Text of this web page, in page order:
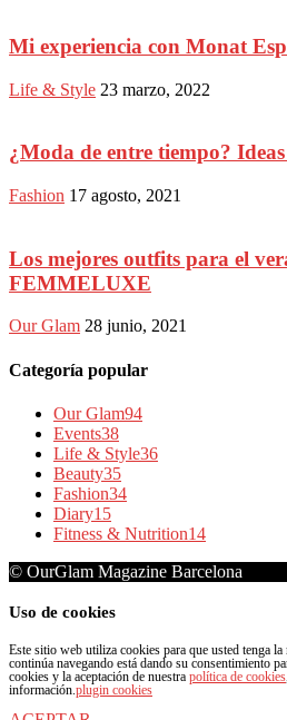
Mi experiencia con Monat
Life & Style 23 marzo, 2022
¿Moda de entre tiempo?
Fashion 17 agosto, 2021
Los mejores outfits para el
FEMMELUXE
Our Glam 28 junio, 2021
Categoría popular
Our Glam94
Events38
Life & Style36
Beauty35
Fashion34
Diary15
Fitness & Nutrition14
© OurGlam Magazine Barcelona
Uso de cookies
Este sitio web utiliza cookies para que usted tenga
continúa navegando está dando su consentimiento
cookies y la aceptación de nuestra política de cookies
información.plugin cookies